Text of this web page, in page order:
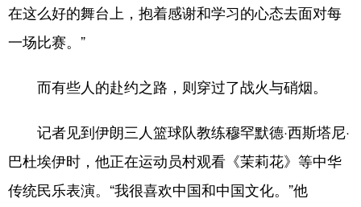
在这么好的舞台上，抱着感谢和学习的心态去面对每
一场比赛。”
而有些人的赴约之路，则穿过了战火与硝烟。
记者见到伊朗三人篮球队教练穆罕默德·西斯塔尼·
巴杜埃伊时，他正在运动员村观看《茉莉花》等中华
传统民乐表演。“我很喜欢中国和中国文化。”他